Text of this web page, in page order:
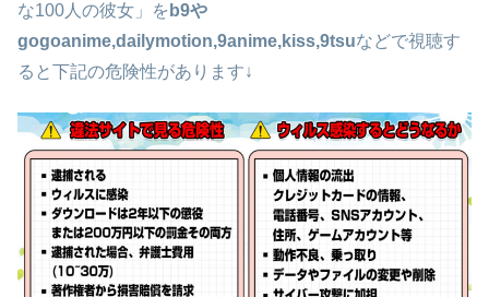
な100人の彼女」を b9や
gogoanime,dailymotion,9anime,kiss,9tsuなどで視聴す
ると下記の危険性があります↓